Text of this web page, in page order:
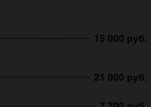
15 000 руб.
21 000 руб.